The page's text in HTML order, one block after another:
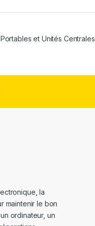
et Unités Centrales
la
maintenir le bon
ordinateur, un